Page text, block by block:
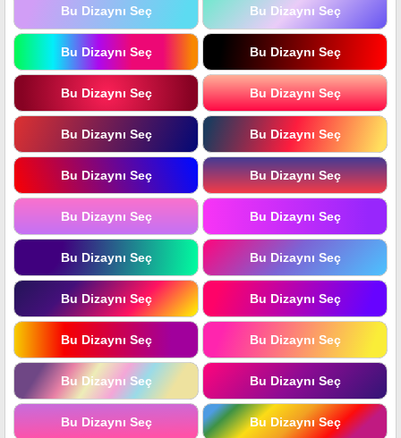
Bu Dizaynı Seç Bu Dizaynı Seç
Bu Dizaynı Seç Bu Dizaynı Seç
Bu Dizaynı Seç Bu Dizaynı Seç
Bu Dizaynı Seç Bu Dizaynı Seç
Bu Dizaynı Seç Bu Dizaynı Seç
Bu Dizaynı Seç Bu Dizaynı Seç
Bu Dizaynı Seç Bu Dizaynı Seç
Bu Dizaynı Seç Bu Dizaynı Seç
Bu Dizaynı Seç Bu Dizaynı Seç
Bu Dizaynı Seç Bu Dizaynı Seç
Bu Dizaynı Seç Bu Dizaynı Seç